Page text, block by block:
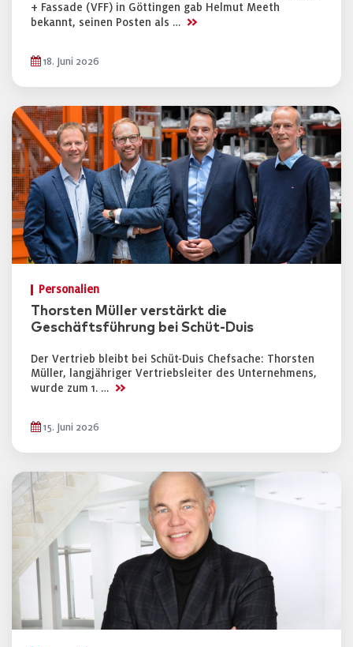
+ Fassade (VFF) in Göttingen gab Helmut Meeth
bekannt, seinen Posten als … >>
18. Juni 2026
Personalien
Thorsten Müller verstärkt die
Geschäftsführung bei Schüt-Duis
Der Vertrieb bleibt bei Schüt-Duis Chefsache: Thorsten
Müller, langjähriger Vertriebsleiter des Unternehmens,
wurde zum 1. … >>
15. Juni 2026